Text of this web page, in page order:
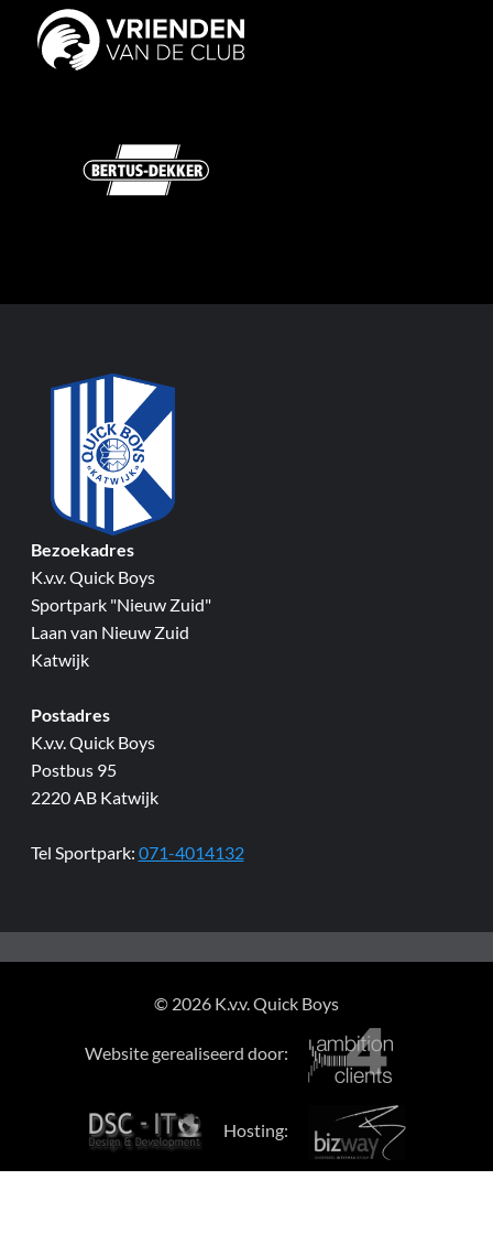
Bezoekadres
K.v.v. Quick Boys
Sportpark "Nieuw Zuid"
Laan van Nieuw Zuid
Katwijk
Postadres
K.v.v. Quick Boys
Postbus 95
2220 AB Katwijk
Tel Sportpark: 071-4014132
© 2026 K.v.v. Quick Boys
Website gerealiseerd door:
Hosting: